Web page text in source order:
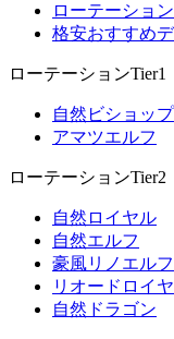
ローテーショ
格安おすすめ
ローテーションTier1
自然ビショップ
アマツエルフ
ローテーションTier2
自然ロイヤル
自然エルフ
豪風リノエルフ
リオードロイ
自然ドラゴン